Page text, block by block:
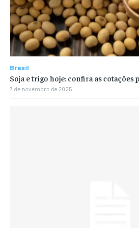
Brasil
Soja e trigo hoje: confira as cotações
7 de novembro de 2025